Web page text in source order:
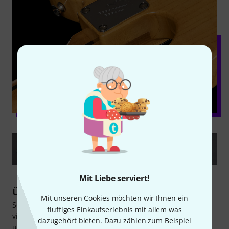
Mit Liebe serviert!
Mit unseren Cookies möchten wir Ihnen ein
fluffiges Einkaufserlebnis mit allem was
dazugehört bieten. Dazu zählen zum Beispiel
Über Harley Benton
Seit 1998 bedient die Marke Harley Benton die Bedürfnisse
vieler Gitarristen und Bassisten. Neben einer